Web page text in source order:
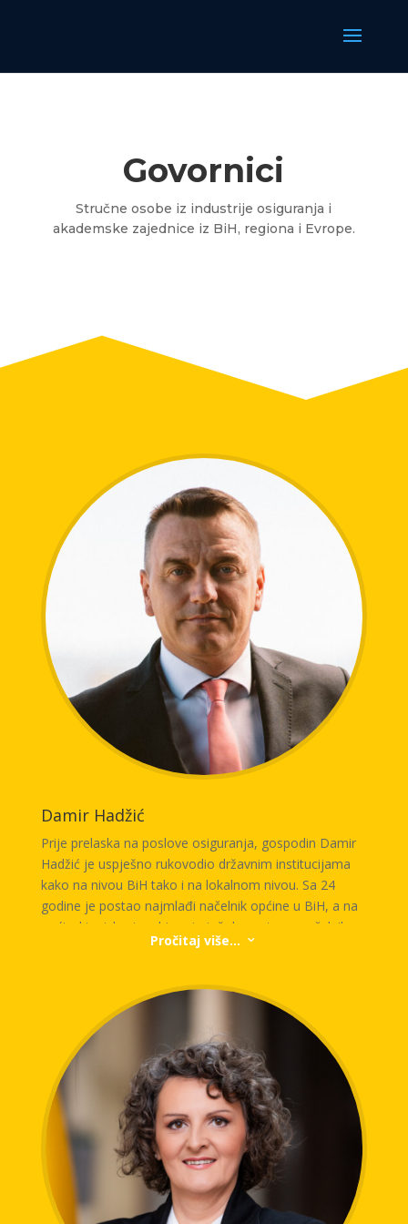
Govornici
Stručne osobe iz industrije osiguranja i
akademske zajednice iz BiH, regiona i Evrope.
Damir Hadžić
Prije prelaska na poslove osiguranja, gospodin Damir
Hadžić je uspješno rukovodio državnim institucijama
kako na nivou BiH tako i na lokalnom nivou. Sa 24
godine je postao najmlađi načelnik općine u BiH, a na
općinskim izborima biran je još dva puta za načelnika
općine Novi Grad Sarajevo. U periodu 12 godina
općina u BiH završeni su značajni projekti u
komunalnoj infrastrukturi, razvoju društvenih sadržaja,
urbanom planiranju i
konomskoj strategiji.
U periodu od 2012 do 2014. godine obavljao je
dužnost ministra komunikacija i prometa u Vijeću
ministara BiH, a 2015. godine imenovan je na poziciju
Potpredsjednika Koncerna Agram za BiH.
Za Predsjednika Uprave Euroherc osiguranja imenovan
je 2016. godine, a na ovu funkciju je ponovno
imenovan 2020. te 2024. godine. Tokom njegova
Pročitaj više... 3